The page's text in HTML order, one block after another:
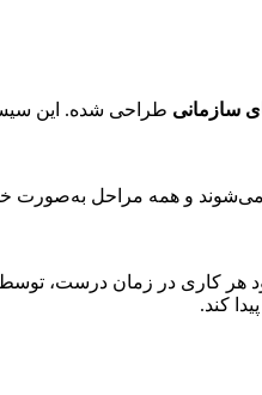
سازمانی طراحی شده. این
و همه مراحل به‌صورت
هر کاری در زمان درست،
کند.